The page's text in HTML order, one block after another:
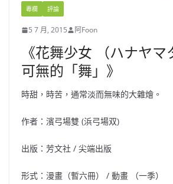
專欄 評論
5 7 月, 2015 阿Foon
《花舞少女 （ハナヤマ
可無的「舞」》
時甜，時苦，通常淡而無味的大雜燴。
作者：濱弓場雙 (浜弓場双)
出版：芳文社 / 尖端出版
形式：漫畫（暫六冊） / 動畫 （一季）